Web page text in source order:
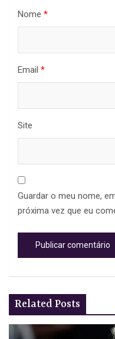
Nome *
Email *
Site
Guardar o meu nome,
próxima vez que eu
Related Posts